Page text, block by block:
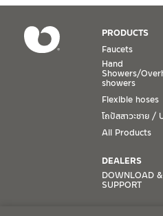
In stock
PRODUCTS
Faucets
Hand
Showers/
showers
Flexible hoses
โถปัสสาวะชาย /
All Products
DEALERS
DOWNLOAD &
SUPPORT